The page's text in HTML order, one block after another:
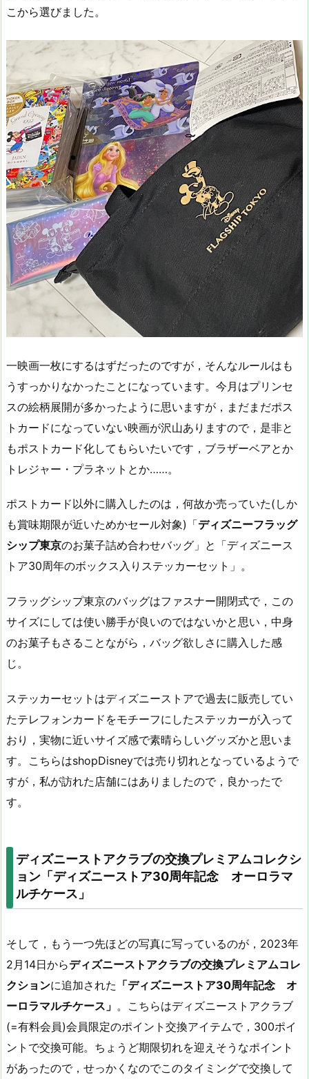
こから選びました。
一映画一枚にするはずだったのですが，そんなルールはも
うすっかりなかったことになっています。今月はプリンセ
スの絵柄展開が多かったように思いますが，まだまだポス
トカードになっていない映画が沢山ありますので，是非と
もポストカード化してもらいたいです，ブラザーベアとか
トレジャー・プラネットとか……。
ポストカード以外に購入したのは，何故か売っていた(しか
も賞味期限が近いためかセール対象)「ディズニーフラッグ
シップ東京のお菓子詰め合わせバッグ」と「ディズニース
トア30周年のボックス入りステッカーセット」。
フラッグシップ東京のバッグはファスナー開閉式で，この
サイズにしては使い勝手が良いのではないかと思い，中身
のお菓子もさることながら，バッグ欲しさに購入した感
じ。
ステッカーセットはディズニーストアで過去に販売してい
たテレフォンカードをモチーフにしたステッカーが入って
おり，実物に近いサイズ感で素晴らしいグッズかと思いま
す。こちらはshopDisneyでは売り切れとなっているようで
すが，私が訪れた店舗にはありましたので，良かったで
す。
ディズニーストアクラブの交換プレミアムコレクシ
ョン「ディズニーストア30周年記念 オーロラマ
ルチケース」
そして，もう一つ先ほどの写真に写っているのが，2023年
2月14日からディズニーストアクラブの交換プレミアムコレ
クションに追加された 「ディズニーストア30周年記念 オ
ーロラマルチケース」 。こちらはディズニーストアクラブ
(=有料会員)会員限定のポイント交換アイテムで，300ポイ
ントで交換可能。ちょうど期限切れを迎えそうなポイント
があったので，せっかくなのでこのタイミングで交換して